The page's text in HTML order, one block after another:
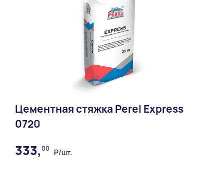
Цементная стяжка Perel Express
0720
333,00 ₽/шт.